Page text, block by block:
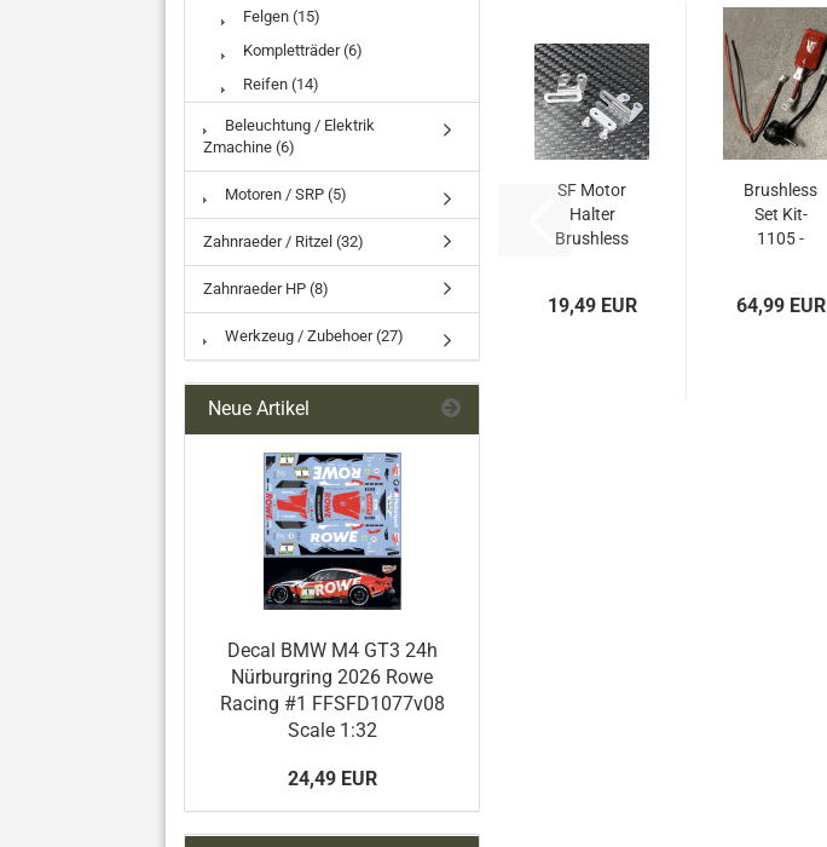
SF Motor
Halter
Brushless
19,49 EUR
Brushless
Set Kit-
1105 -
Motor...
64,99 EUR
Felgen (15)
Kompletträder (6)
Reifen (14)
Beleuchtung / Elektrik
Zmachine (6)
Motoren / SRP (5)
Zahnraeder / Ritzel (32)
Zahnraeder HP (8)
Werkzeug / Zubehoer (27)
Neue Artikel
Decal BMW M4 GT3 24h
Nürburgring 2026 Rowe
Racing #1 FFSFD1077v08
Scale 1:32
24,49 EUR